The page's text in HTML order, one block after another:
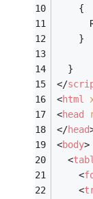
    {
    }
  }
</
<html
<head
</head
<body>
<
<
<